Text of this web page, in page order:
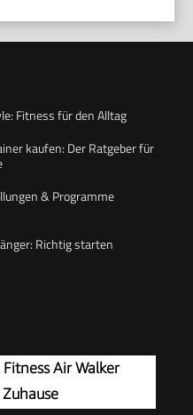
Fitness für den Alltag
kaufen: Der Ratgeber für
& Programme
Richtig starten
Air Walker